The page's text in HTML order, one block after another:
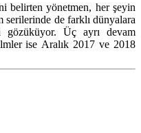
belirten yönetmen, her şeyin
de farklı dünyalara
gözüküyor. Üç ayrı devam
ise Aralık 2017 ve 2018